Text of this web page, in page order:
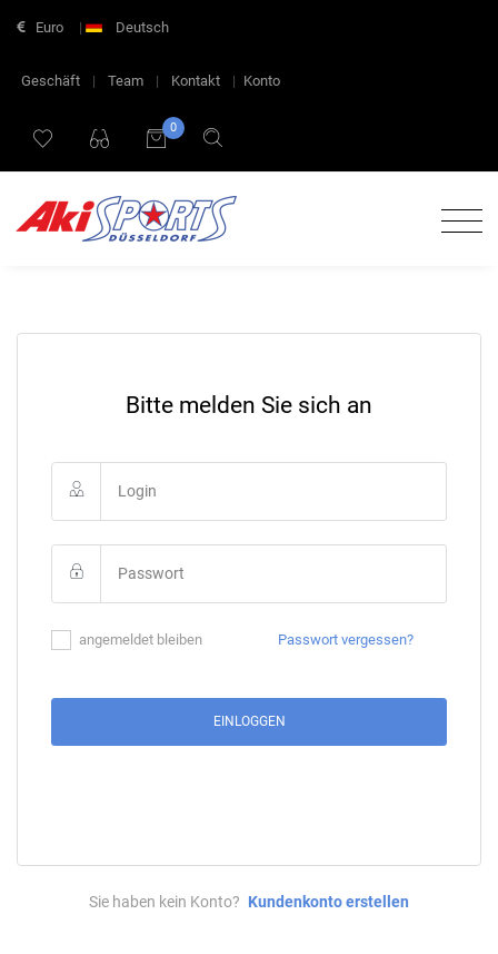
Euro | Deutsch
Geschäft | Team | Kontakt | Konto
0
Bitte melden Sie sich an
angemeldet bleiben Passwort vergessen?
EINLOGGEN
Sie haben kein Konto? Kundenkonto erstellen